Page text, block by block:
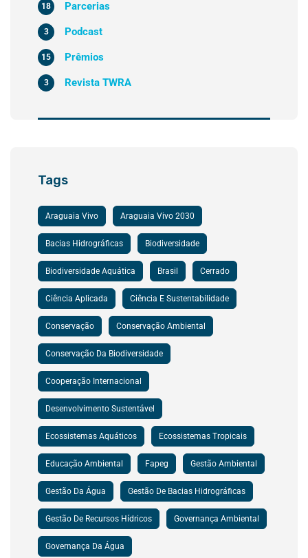
Parcerias
18
Podcast
3
Prêmios
15
Revista TWRA
3
Tags
Araguaia Vivo Araguaia Vivo 2030
Bacias Hidrográficas Biodiversidade
Biodiversidade Aquática Brasil Cerrado
Ciência Aplicada Ciência E Sustentabilidade
Conservação Conservação Ambiental
Conservação Da Biodiversidade
Cooperação Internacional
Desenvolvimento Sustentável
Ecossistemas Aquáticos Ecossistemas Tropicais
Educação Ambiental Fapeg Gestão Ambiental
Gestão Da Água Gestão De Bacias Hidrográficas
Gestão De Recursos Hídricos Governança Ambiental
Governança Da Água